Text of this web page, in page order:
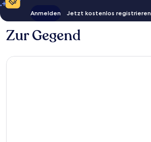
Anmelden Jetzt kostenlos registrieren
Zur Gegend